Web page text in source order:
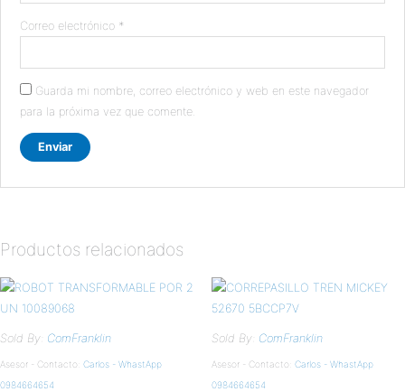
Correo electrónico *
Guarda mi nombre, correo electrónico y web en este navegador
para la próxima vez que comente.
Productos relacionados
Sold By: ComFranklin
Asesor - Contacto: Carlos - WhastApp
0984664654
Sold By: ComFranklin
Asesor - Contacto: Carlos - WhastApp
0984664654